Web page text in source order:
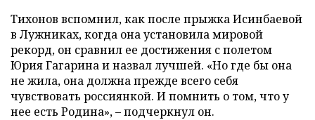
Тихонов вспомнил, как после прыжка Исинбаевой
в Лужниках, когда она установила мировой
рекорд, он сравнил ее достижения с полетом
Юрия Гагарина и назвал лучшей. «Но где бы она
не жила, она должна прежде всего себя
чувствовать россиянкой. И помнить о том, что у
нее есть Родина», – подчеркнул он.